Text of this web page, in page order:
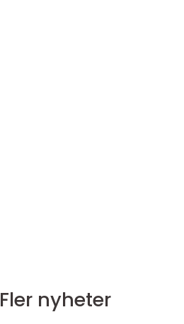
Fler nyheter